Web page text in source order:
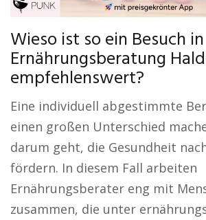
Wieso ist so ein Besuch
Ernährungsberatung
empfehlenswert?
Eine individuell abgestimmte
einen großen Unterschied
darum geht, die Gesundheit
fördern. In diesem Fall arbeiten
Ernährungsberater eng mit
zusammen, die unter